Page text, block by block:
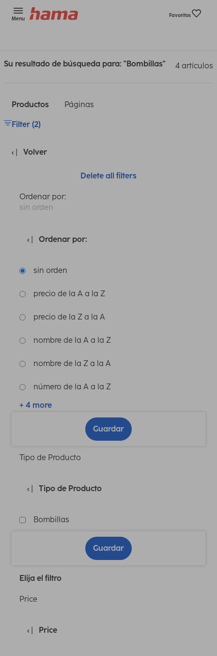
Menu
Favoritos
Su resultado de búsqueda para: "Bombillas" 4 artículos
Productos Páginas
Filter (2)
Volver
Delete all filters
Ordenar por:
sin orden
Ordenar por:
sin orden
precio de la A a la Z
precio de la Z a la A
nombre de la A a la Z
nombre de la Z a la A
número de la A a la Z
+ 4 more
Guardar
Tipo de Producto
Tipo de Producto
Bombillas
Guardar
Elija el filtro
Price
Price